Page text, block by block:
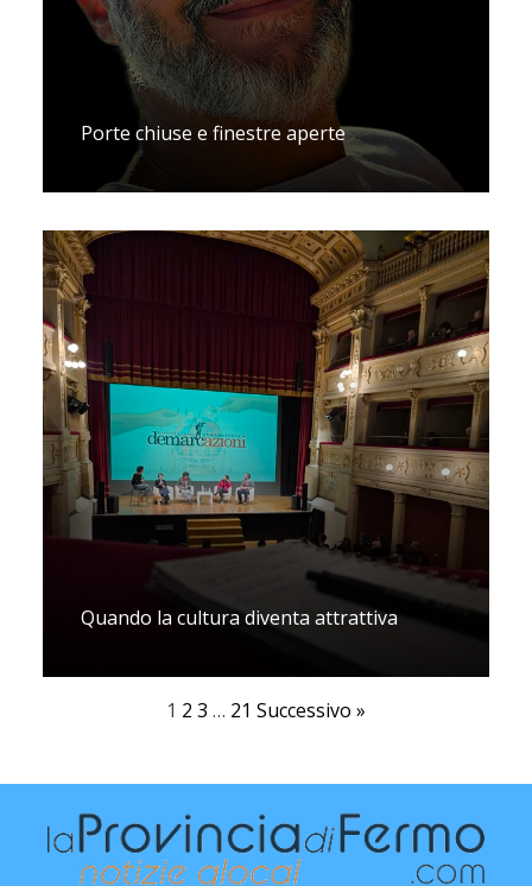
Porte chiuse e finestre aperte
Quando la cultura diventa attrattiva
1 2 3 … 21 Successivo »